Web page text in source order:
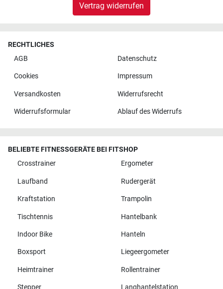
Vertrag widerrufen
RECHTLICHES
AGB
Datenschutz
Cookies Impressum
Versandkosten Widerrufsrecht
Widerrufsformular Ablauf des Widerrufs
BELIEBTE FITNESSGERÄTE BEI FITSHOP
Crosstrainer
Ergometer
Laufband Rudergerät
Kraftstation Trampolin
Tischtennis Hantelbank
Indoor Bike Hanteln
Boxsport Liegeergometer
Heimtrainer Rollentrainer
Stepper Langhantelstation